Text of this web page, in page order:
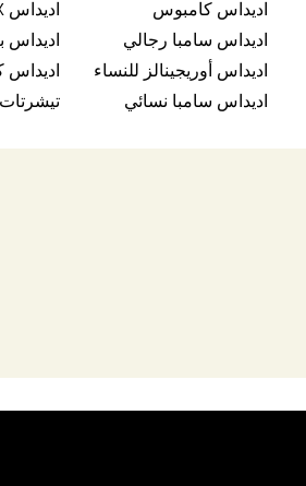
اديداس كامبوس
اديداس X لكرة القدم
اديداس سامبا رجالي
اديداس
اديداس أوريجينالز للنساء
اديداس
اديداس سامبا نسائي